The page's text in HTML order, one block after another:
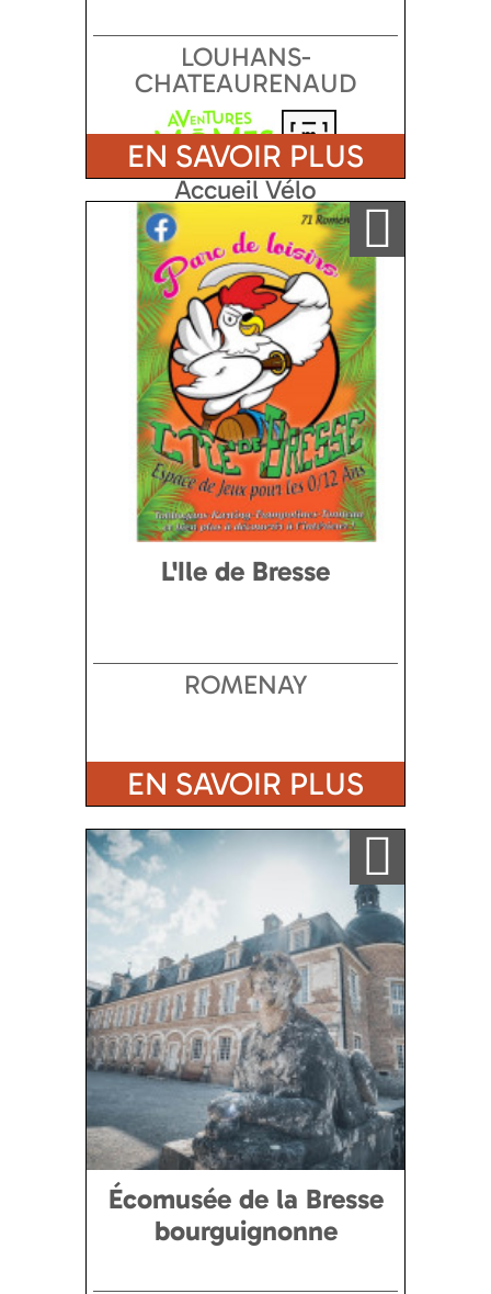
LOUHANS-
CHATEAURENAUD
Accueil Vélo
EN SAVOIR PLUS
Ajouter a ma sélection
L'Ile de Bresse
ROMENAY
EN SAVOIR PLUS
Ajouter a ma sélection
Écomusée de la Bresse
bourguignonne